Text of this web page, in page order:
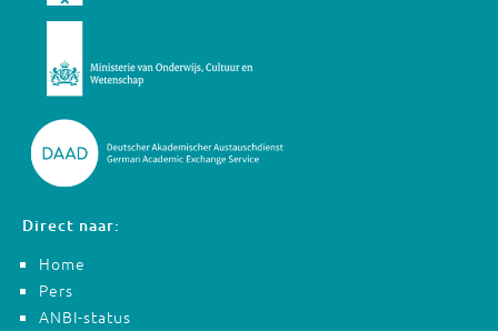
Direct naar:
Home
Pers
ANBI-status